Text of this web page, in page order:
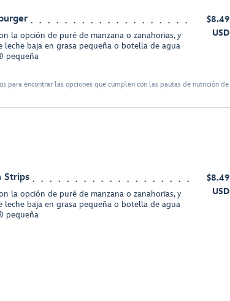
la opción de puré de manzana o zanahorias, y
leche baja en grasa pequeña o botella de agua
pequeña
$8.49
USD
para encontrar las opciones que cumplen con las pautas de nutrición de
Strips
la opción de puré de manzana o zanahorias, y
leche baja en grasa pequeña o botella de agua
pequeña
$8.49
USD